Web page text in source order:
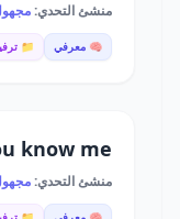
منشئ التحدي:
🧠 معرفي 📁
know me ?
منشئ التحدي: